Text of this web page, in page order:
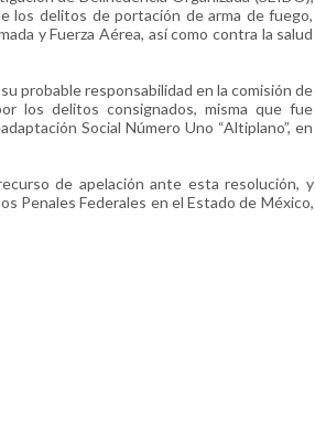
los delitos de portación de arma de fuego,
y Fuerza Aérea, así como contra la salud
probable responsabilidad en la comisión de
los delitos consignados, misma que fue
Social Número Uno “Altiplano”, en
de apelación ante esta resolución, y
Penales Federales en el Estado de México,